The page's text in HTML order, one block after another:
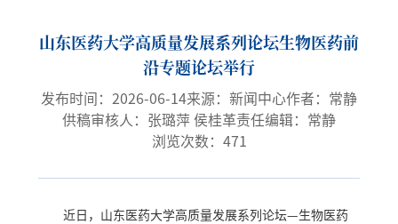
山东医药大学高质量发展系列论坛生物医药前
沿专题论坛举行
发布时间：2026-06-14来源：新闻中心作者：常静
供稿审核人：张璐萍 侯桂革责任编辑：常静
浏览次数： 471
近日，山东医药大学高质量发展系列论坛—生物医药